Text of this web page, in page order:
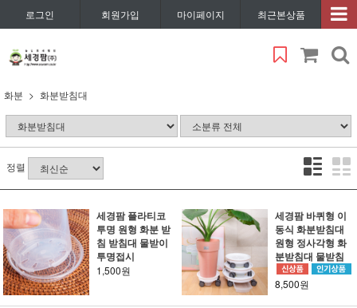
로그인 회원가입 마이페이지 최근본상품
화분 화분받침대
정렬
세경팜 플라티코
투명 원형 화분 받
침 받침대 물받이
투명접시
1,500원
세경팜 바퀴형 이
동식 화분받침대
원형 정사각형 화
분받침대 물받침
8,500원